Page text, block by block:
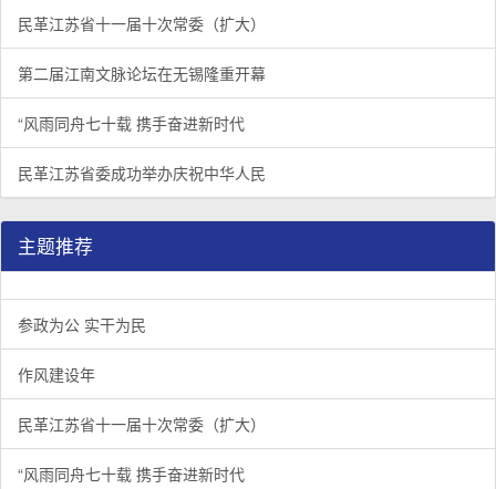
民革江苏省十一届十次常委（扩大）
第二届江南文脉论坛在无锡隆重开幕
“风雨同舟七十载 携手奋进新时代
民革江苏省委成功举办庆祝中华人民
主题推荐
参政为公 实干为民
作风建设年
民革江苏省十一届十次常委（扩大）
“风雨同舟七十载 携手奋进新时代